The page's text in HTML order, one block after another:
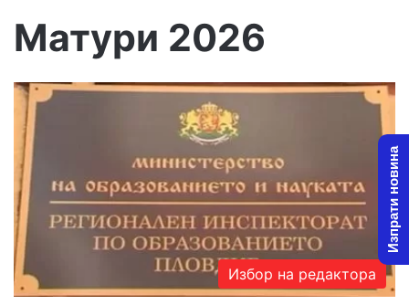
Матури 2026
Избор на редактора
Изпрати новина